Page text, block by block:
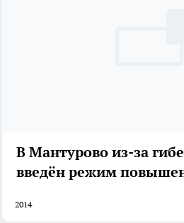
В Мантурово из-за
введён режим
2014